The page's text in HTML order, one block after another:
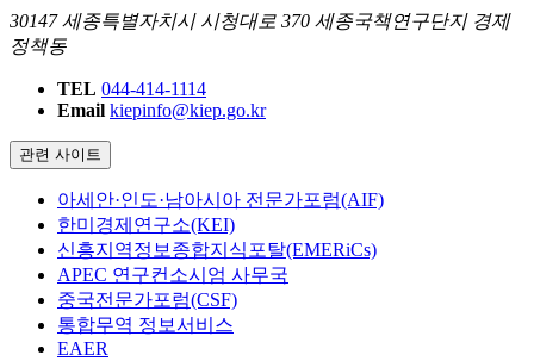
30147 세종특별자치시 시청대로 370 세종국책연구단지 경제
정책동
TEL 044-414-1114
Email kiepinfo@kiep.go.kr
관련 사이트
아세안·인도·남아시아 전문가포럼(AIF)
한미경제연구소(KEI)
신흥지역정보종합지식포탈(EMERiCs)
APEC 연구컨소시엄 사무국
중국전문가포럼(CSF)
통합무역 정보서비스
EAER